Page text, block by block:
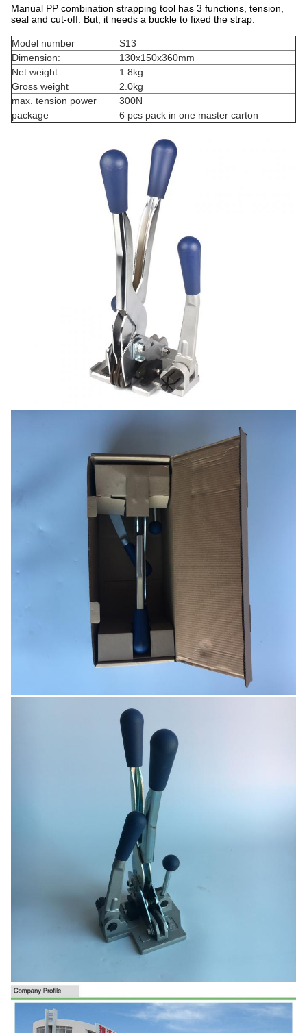
Manual PP combination strapping tool has 3 functions, tension,
seal and cut-off. But, it needs a buckle to fixed the strap.
Model number
S13
Dimension:
130x150x360mm
Net weight
1.8kg
Gross weight
2.0kg
max. tension power
300N
package
6 pcs pack in one master carton